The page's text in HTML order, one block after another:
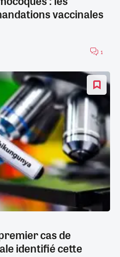
vaccinales
1
cas de
identifié cette